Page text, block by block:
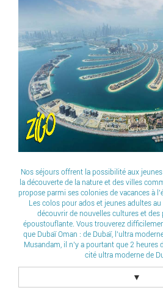
Nos séjours offrent la possibilité aux
la découverte de la nature et des villes
propose parmi ses colonies de vacances à
Les colos pour ados et jeunes adultes
découvrir de nouvelles cultures et des
époustouflante. Vous trouverez
que Dubaï Oman : de Dubaï, l’ultra
Musandam, il n’y a pourtant que 2 heures
cité ultra moderne de
▼